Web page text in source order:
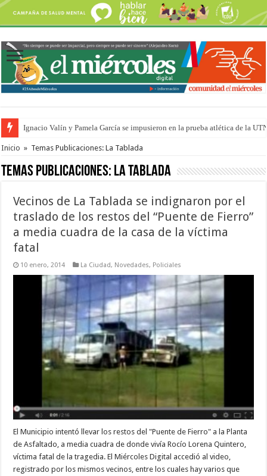
Ignacio Valín y Pamela García se impusieron en la prueba atlética de la
Traigo el litoral en mi canción: 100 años de Aníbal Sampayo
Inicio » Temas Publicaciones: La Tablada
Temas Publicaciones: La Tablada
Vecinos de La Tablada se indignaron por el
traslado de los restos del “Puente de Fierro”
a media cuadra de la casa de la víctima
fatal
10 enero, 2014 La Ciudad, Novedades, Policiales
El Municipio intentó llevar los restos del "Puente de Fierro" a la Planta
de Asfaltado, a media cuadra de donde vivía Rocío Lorena Quintero,
víctima fatal de la tragedia. El Miércoles Digital accedió al video,
registrado por los mismos vecinos, entre los cuales hay varios que